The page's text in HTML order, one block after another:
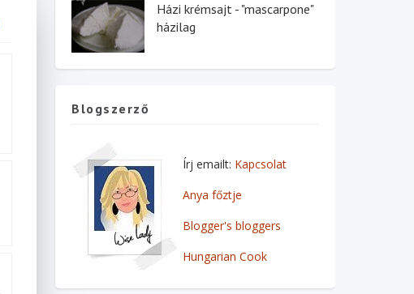
Házi krémsajt - "mascarpone"
házilag
Blogszerző
Írj emailt: Kapcsolat
Anya főztje
Blogger's bloggers
Hungarian Cook